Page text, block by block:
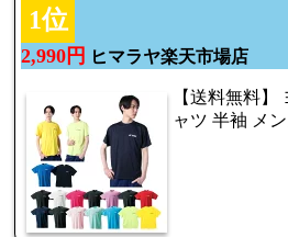
1位
2,990円 ヒマラヤ楽天市場店
【送料無料
ャツ 半袖 メ